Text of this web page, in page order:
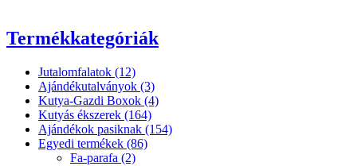
Termékkategóriák
Jutalomfalatok (12)
Ajándékutalványok (3)
Kutya-Gazdi Boxok (4)
Kutyás ékszerek (164)
Ajándékok pasiknak (154)
Egyedi termékek (86)
Fa-parafa (2)